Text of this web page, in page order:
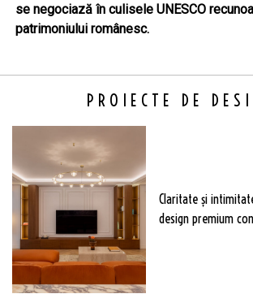
se negociază în culisele UNESCO
patrimoniului românesc.
PROIECTE DE
Claritate şi
design premium